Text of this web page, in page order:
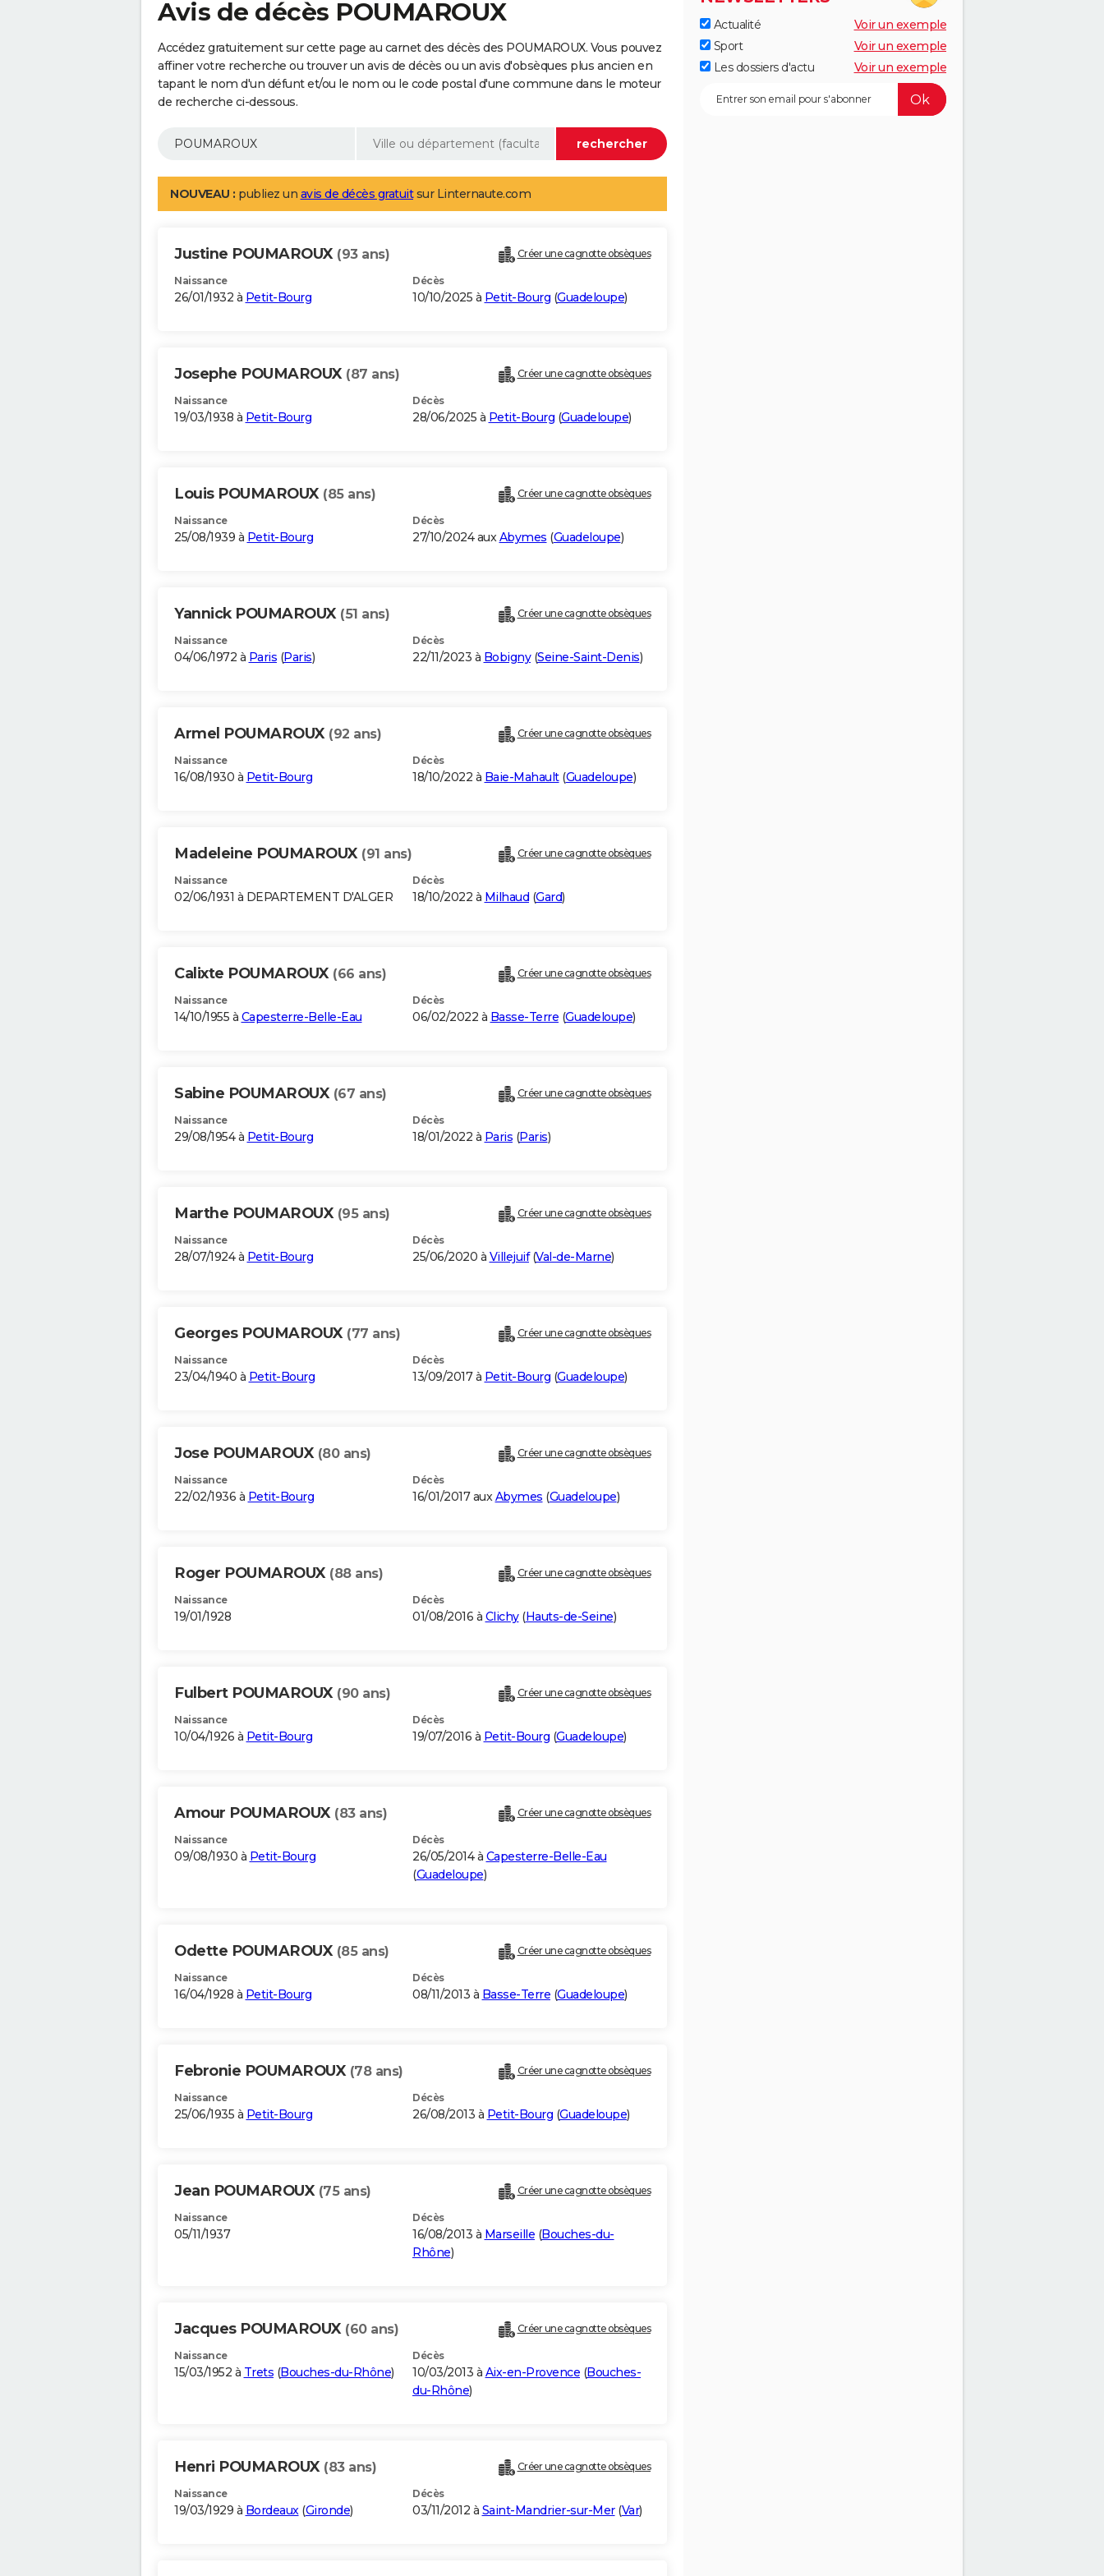
Avis de décès POUMAROUX
Accédez gratuitement sur cette page au carnet des décès des POUMAROUX. Vous pouvez
affiner votre recherche ou trouver un avis de décès ou un avis d'obsèques plus ancien en
tapant le nom d'un défunt et/ou le nom ou le code postal d'une commune dans le moteur
de recherche ci-dessous.
NOUVEAU : publiez un avis de décès gratuitsur Linternaute.com
Justine POUMAROUX (93 ans) Créer une cagnotte obsèques
Naissance
26/01/1932 à Petit-Bourg
Décès
10/10/2025 à Petit-Bourg (Guadeloupe)
Josephe POUMAROUX (87 ans) Créer une cagnotte obsèques
Naissance
19/03/1938 à Petit-Bourg
Décès
28/06/2025 à Petit-Bourg (Guadeloupe)
Louis POUMAROUX (85 ans) Créer une cagnotte obsèques
Naissance
25/08/1939 à Petit-Bourg
Décès
27/10/2024 auxAbymes (Guadeloupe)
Yannick POUMAROUX (51 ans) Créer une cagnotte obsèques
Naissance
04/06/1972 à Paris (Paris)
Décès
22/11/2023 à Bobigny(Seine-Saint-Denis)
Armel POUMAROUX (92 ans) Créer une cagnotte obsèques
Naissance
16/08/1930 à Petit-Bourg
Décès
18/10/2022 à Baie-Mahault(Guadeloupe)
Madeleine POUMAROUX (91 ans) Créer une cagnotte obsèques
Naissance
02/06/1931 à DEPARTEMENT D'ALGER
Décès
18/10/2022 à Milhaud (Gard)
Calixte POUMAROUX (66 ans) Créer une cagnotte obsèques
Naissance
14/10/1955 à Capesterre-Belle-Eau
Décès
06/02/2022 à Basse-Terre (Guadeloupe)
Sabine POUMAROUX (67 ans) Créer une cagnotte obsèques
Naissance
29/08/1954 à Petit-Bourg
Décès
18/01/2022 à Paris (Paris)
Marthe POUMAROUX (95 ans) Créer une cagnotte obsèques
Naissance
28/07/1924 à Petit-Bourg
Décès
25/06/2020 à Villejuif(Val-de-Marne)
Georges POUMAROUX (77 ans) Créer une cagnotte obsèques
Naissance
23/04/1940 à Petit-Bourg
Décès
13/09/2017 à Petit-Bourg (Guadeloupe)
Jose POUMAROUX (80 ans) Créer une cagnotte obsèques
Naissance
22/02/1936 à Petit-Bourg
Décès
16/01/2017 auxAbymes (Guadeloupe)
Roger POUMAROUX (88 ans) Créer une cagnotte obsèques
Naissance
19/01/1928
Décès
01/08/2016 à Clichy(Hauts-de-Seine)
Fulbert POUMAROUX (90 ans) Créer une cagnotte obsèques
Naissance
10/04/1926 à Petit-Bourg
Décès
19/07/2016 à Petit-Bourg (Guadeloupe)
Amour POUMAROUX (83 ans) Créer une cagnotte obsèques
Naissance
09/08/1930 à Petit-Bourg
Décès
26/05/2014 à Capesterre-Belle-Eau
(Guadeloupe)
Odette POUMAROUX (85 ans) Créer une cagnotte obsèques
Naissance
16/04/1928 à Petit-Bourg
Décès
08/11/2013 à Basse-Terre (Guadeloupe)
Febronie POUMAROUX (78 ans) Créer une cagnotte obsèques
Naissance
25/06/1935 à Petit-Bourg
Décès
26/08/2013 à Petit-Bourg (Guadeloupe)
Jean POUMAROUX (75 ans) Créer une cagnotte obsèques
Naissance
05/11/1937
Décès
16/08/2013 à Marseille (Bouches-du-
Rhône)
Jacques POUMAROUX (60 ans) Créer une cagnotte obsèques
Naissance
15/03/1952 à Trets (Bouches-du-Rhône)
Décès
10/03/2013 à Aix-en-Provence (Bouches-
du-Rhône)
Henri POUMAROUX (83 ans) Créer une cagnotte obsèques
Naissance
19/03/1929 à Bordeaux(Gironde)
Décès
03/11/2012 à Saint-Mandrier-sur-Mer(Var)
Actualité
Voir un exemple
Sport
Voir un exemple
Les dossiers d'actu
Voir un exemple